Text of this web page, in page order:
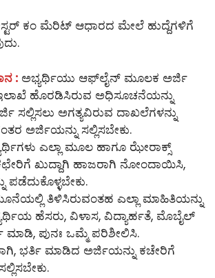
ಕಂ ಮೆರಿಟ್ ಆಧಾರದ ಮೇಲೆ ಹುದ್ದೆಗಳಿಗೆ
: ಅಭ್ಯರ್ಥಿಯು ಆಫ್‌ಲೈನ್‌ ಮೂಲಕ ಅರ್ಜಿ
ಹೊರಡಿಸಿರುವ ಅಧಿಸೂಚನೆಯನ್ನು
ಸಲ್ಲಿಸಲು ಅಗತ್ಯವಿರುವ ದಾಖಲೆಗಳನ್ನು
ಅರ್ಜಿಯನ್ನು ಸಲ್ಲಿಸಬೇಕು.
ಎಲ್ಲಾ ಮೂಲ ಹಾಗೂ ಝೇರಾಕ್ಸ್
ಖುದ್ದಾಗಿ ಹಾಜರಾಗಿ ನೋಂದಾಯಿಸಿ,
ತಿಳಿಸಿರುವಂತಹ ಎಲ್ಲಾ ಮಾಹಿತಿಯನ್ನು
ಹೆಸರು, ವಿಳಾಸ, ವಿದ್ಯಾರ್ಹತೆ, ಮೊಬೈಲ್
ಮಾಡಿ, ಪುನಃ ಒಮ್ಮೆ ಪರಿಶೀಲಿಸಿ.
ಭರ್ತಿ ಮಾಡಿದ ಅರ್ಜಿಯನ್ನು ಕಚೇರಿಗೆ